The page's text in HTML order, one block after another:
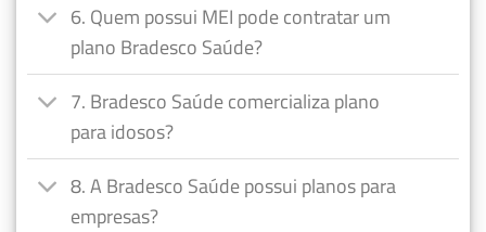
6. Quem possui MEI pode contratar um
plano Bradesco Saúde?
7. Bradesco Saúde comercializa plano
para idosos?
8. A Bradesco Saúde possui planos para
empresas?